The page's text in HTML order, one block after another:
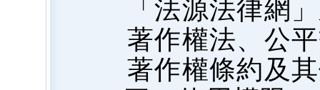
「法源法律網
著作權法、公
著作權條約及